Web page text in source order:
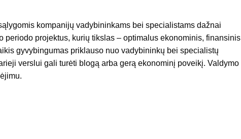
kompanijų vadybininkams bei specialistams dažnai
periodo projektus, kurių tikslas – optimalus ekonominis, finansinis
gyvybingumas priklauso nuo vadybininkų bei specialistų
verslui gali turėti blogą arba gerą ekonominį poveikį. Valdymo